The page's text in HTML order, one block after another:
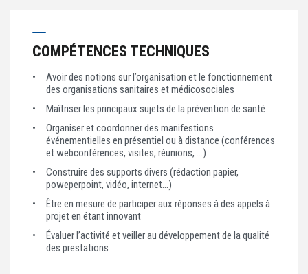
COMPÉTENCES TECHNIQUES
Avoir des notions sur l’organisation et le fonctionnement
des organisations sanitaires et médicosociales
Maîtriser les principaux sujets de la prévention de santé
Organiser et coordonner des manifestions
événementielles en présentiel ou à distance (conférences
et webconférences, visites, réunions, ...)
Construire des supports divers (rédaction papier,
poweperpoint, vidéo, internet...)
Être en mesure de participer aux réponses à des appels à
projet en étant innovant
Évaluer l’activité et veiller au développement de la qualité
des prestations